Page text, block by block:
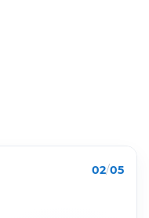
02/05